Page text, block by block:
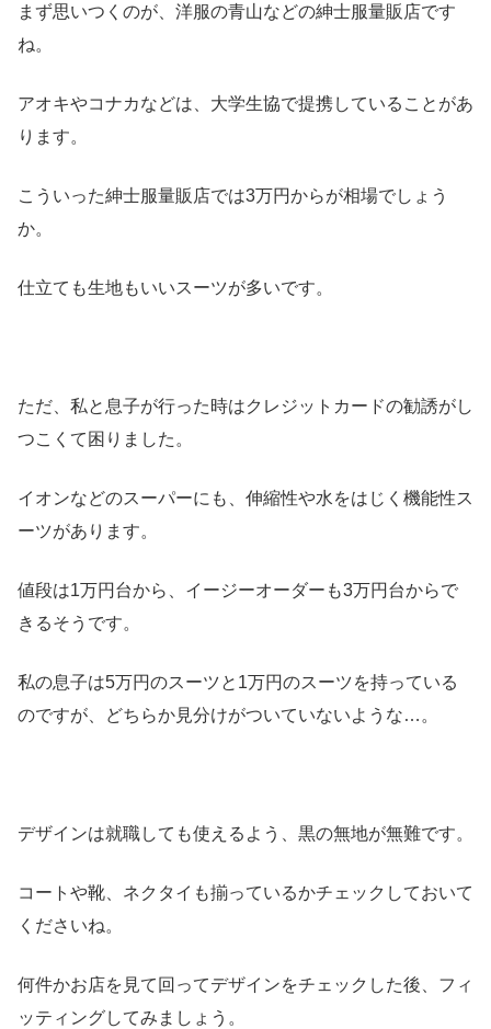
まず思いつくのが、洋服の青山などの紳士服量販店です
ね。
アオキやコナカなどは、大学生協で提携していることがあ
ります。
こういった紳士服量販店では3万円からが相場でしょう
か。
仕立ても生地もいいスーツが多いです。
ただ、私と息子が行った時はクレジットカードの勧誘がし
つこくて困りました。
イオンなどのスーパーにも、伸縮性や水をはじく機能性ス
ーツがあります。
値段は1万円台から、イージーオーダーも3万円台からで
きるそうです。
私の息子は5万円のスーツと1万円のスーツを持っている
のですが、どちらか見分けがついていないような…。
デザインは就職しても使えるよう、黒の無地が無難です。
コートや靴、ネクタイも揃っているかチェックしておいて
くださいね。
何件かお店を見て回ってデザインをチェックした後、フィ
ッティングしてみましょう。